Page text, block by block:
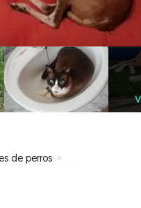
de perros »